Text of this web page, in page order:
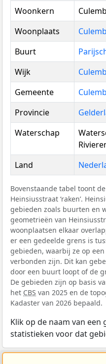
Woonkern
Woonplaats
Buurt
Wijk
Gemeente
Provincie
Waterschap
Land
Bovenstaande tabel toont
Heinsiusstraat ‘raken’.
gebieden zoals buurten en
geometrieën van
woonplaatsen elkaar
er een gedeelde grens is
gebieden, waarbij ze op
verbonden zijn. Dit kan
door een buurt loopt of de
De gebieden zijn op basis
het CBS van 2025 en de
Kadaster van 2026 bepaald.
Klik op de naam van
statistieken voor dat